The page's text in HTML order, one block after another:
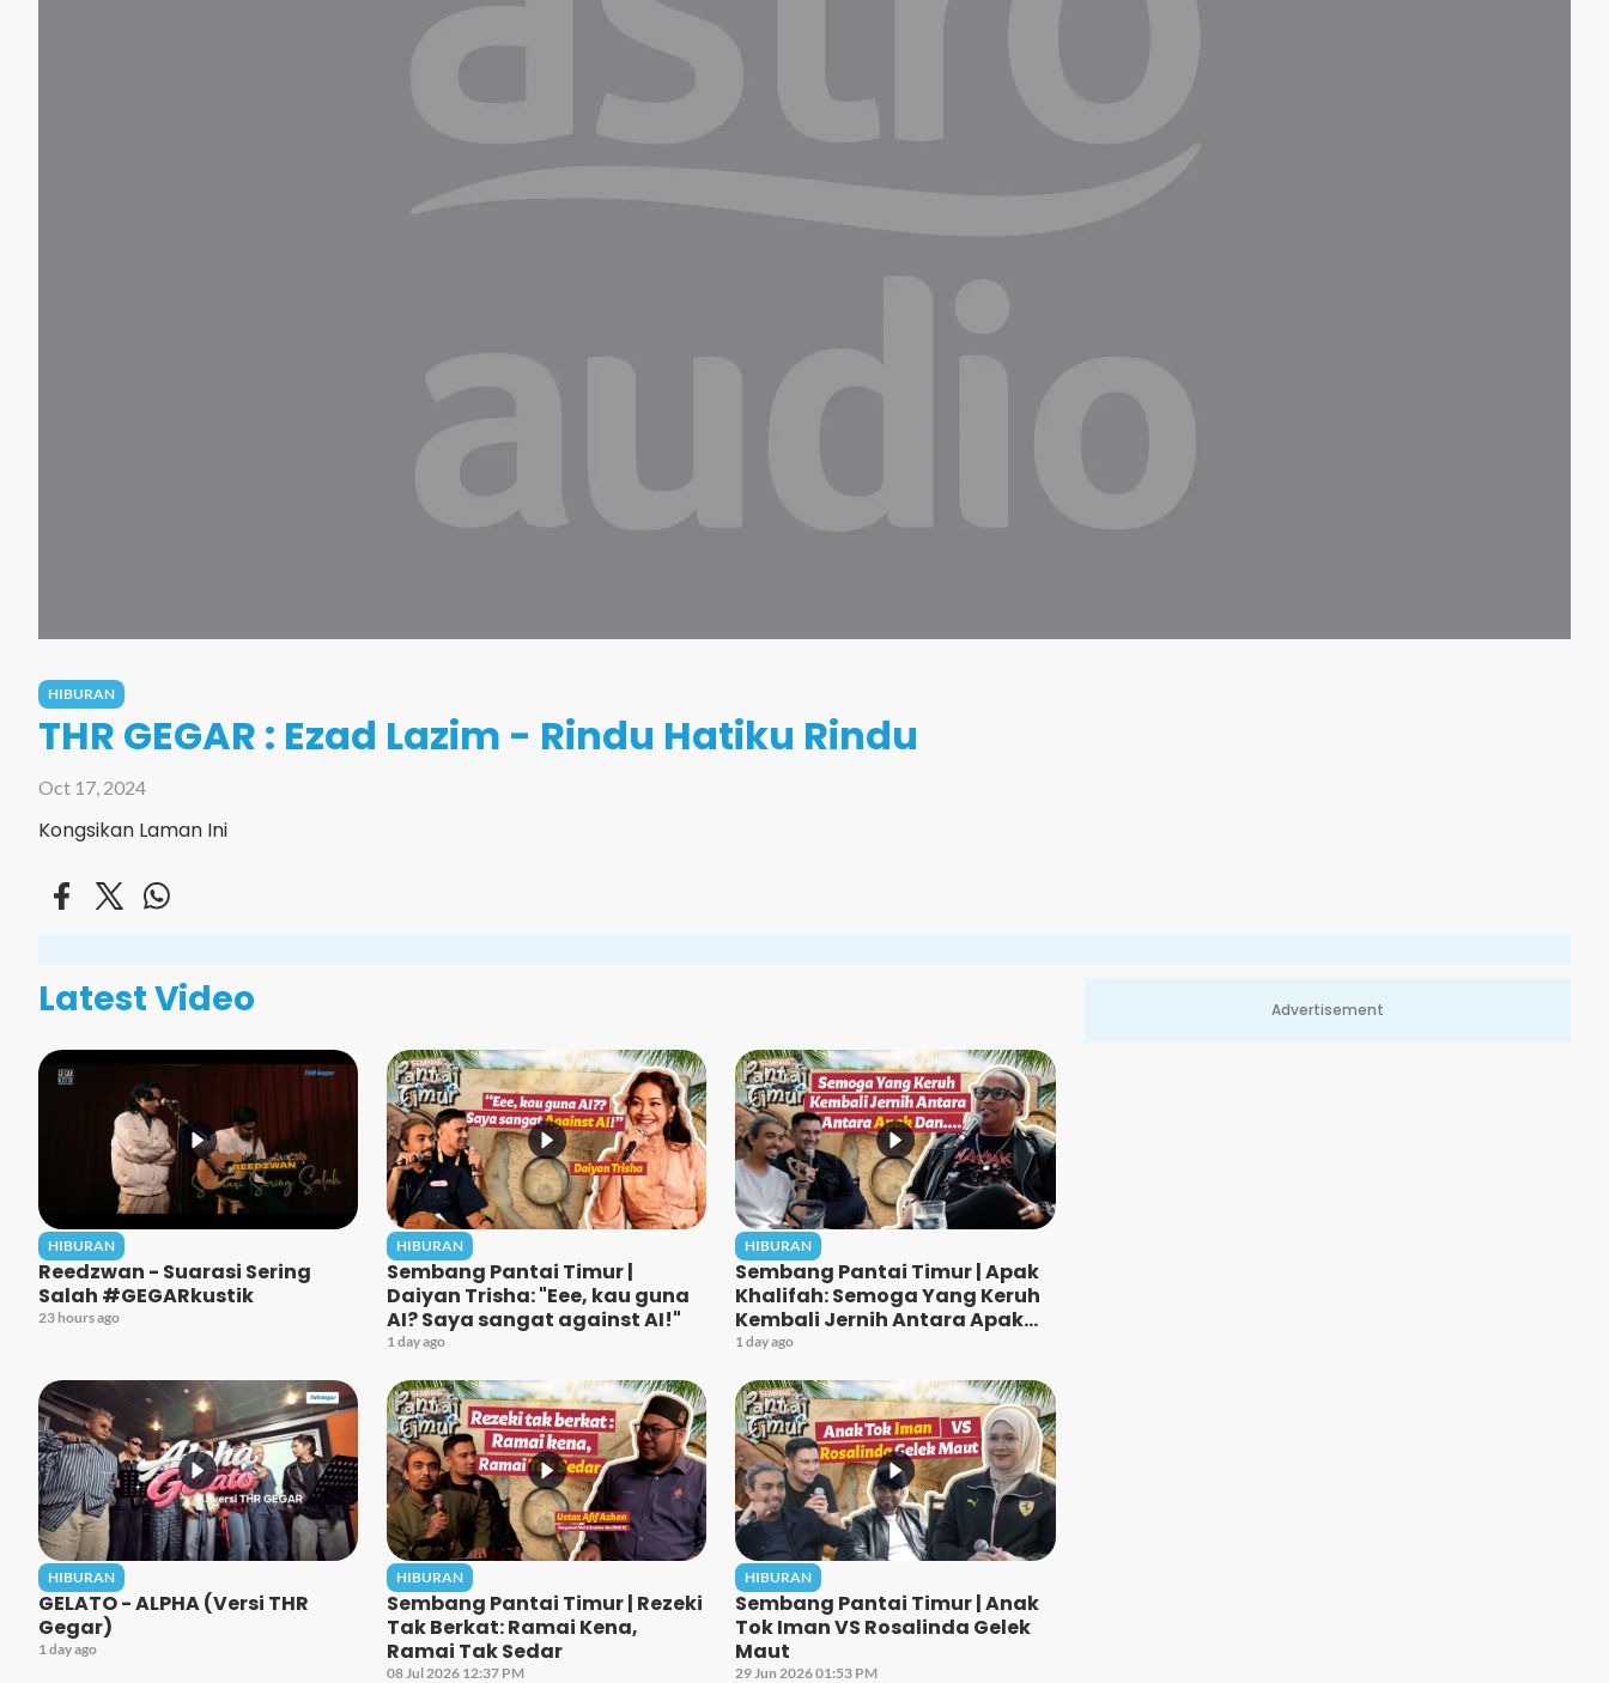
HIBURAN
THR GEGAR : Ezad Lazim - Rindu Hatiku Rindu
Oct 17, 2024
Kongsikan Laman Ini
Latest Video
HIBURAN
Reedzwan - Suarasi Sering
Salah #GEGARkustik
23 hours ago
HIBURAN
Sembang Pantai Timur |
Daiyan Trisha: "Eee, kau guna
AI? Saya sangat against AI!"
1 day ago
HIBURAN
Sembang Pantai Timur | Apak
Khalifah: Semoga Yang Keruh
Kembali Jernih Antara Apak
Dan…..
1 day ago
HIBURAN
GELATO - ALPHA (Versi THR
Gegar)
1 day ago
HIBURAN
Sembang Pantai Timur | Rezeki
Tak Berkat: Ramai Kena,
Ramai Tak Sedar
08 Jul 2026 12:37 PM
HIBURAN
Sembang Pantai Timur | Anak
Tok Iman VS Rosalinda Gelek
Maut
29 Jun 2026 01:53 PM
Advertisement